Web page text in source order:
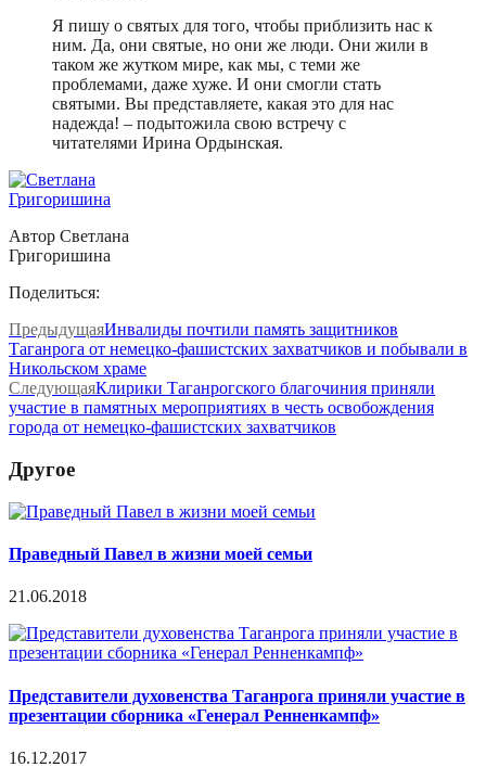
Я пишу о святых для того, чтобы приблизить нас к
ним. Да, они святые, но они же люди. Они жили в
таком же жутком мире, как мы, с теми же
проблемами, даже хуже. И они смогли стать
святыми. Вы представляете, какая это для нас
надежда! – подытожила свою встречу с
читателями Ирина Ордынская.
Автор Светлана
Григоришина
Поделиться:
ПредыдущаяИнвалиды почтили память защитников
Таганрога от немецко-фашистских захватчиков и побывали в
Никольском храме
СледующаяКлирики Таганрогского благочиния приняли
участие в памятных мероприятиях в честь освобождения
города от немецко-фашистских захватчиков
Другое
Праведный Павел в жизни моей семьи
21.06.2018
Представители духовенства Таганрога приняли участие в
презентации сборника «Генерал Ренненкампф»
16.12.2017